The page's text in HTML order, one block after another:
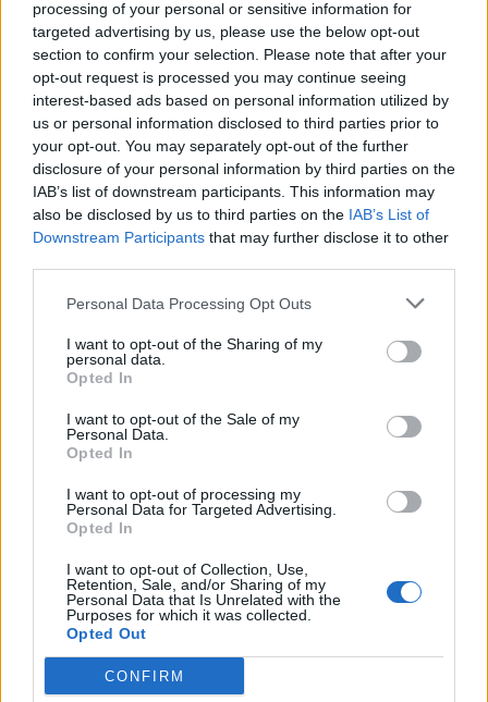
processing of your personal or sensitive information for
targeted advertising by us, please use the below opt-out
section to confirm your selection. Please note that after your
opt-out request is processed you may continue seeing
interest-based ads based on personal information utilized by
us or personal information disclosed to third parties prior to
your opt-out. You may separately opt-out of the further
disclosure of your personal information by third parties on the
IAB’s list of downstream participants. This information may
also be disclosed by us to third parties on the IAB’s List of
Downstream Participants that may further disclose it to other
Personal Data Processing Opt Outs
I want to opt-out of the Sharing of my
personal data.
Opted In
I want to opt-out of the Sale of my
Personal Data.
Opted In
I want to opt-out of processing my
Personal Data for Targeted Advertising.
Opted In
I want to opt-out of Collection, Use,
Retention, Sale, and/or Sharing of my
Personal Data that Is Unrelated with the
Purposes for which it was collected.
Opted Out
CONFIRM
liittyvistä teemoista ja aiheista, kutenEspanja
Sevillatai laajemmin samasta aihealueesta
Matkailu-osioistamme.
Ilmoita virheestä·Tietoa meistä·Toimitusperiaatteet